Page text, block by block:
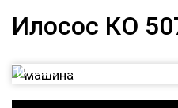
Илосос КО
Илосос КО 507